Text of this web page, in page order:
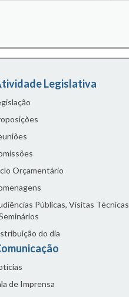
Legislativa
Orçamentário
Públicas, Visitas Técnicas
do dia
de Imprensa